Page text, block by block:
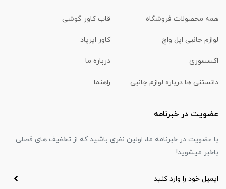
همه محصولات فروشگاه قاب کاور گوشی
لوازم جانبی اپل واچ کاور ایرپاد
اکسسوری درباره ما
دانستنی ها درباره لوازم جانبی راهنما
عضویت در خبرنامه
با عضویت در خبرنامه ما، اولین نفری باشید که از تخفیف های فصلی
باخبر میشوید!